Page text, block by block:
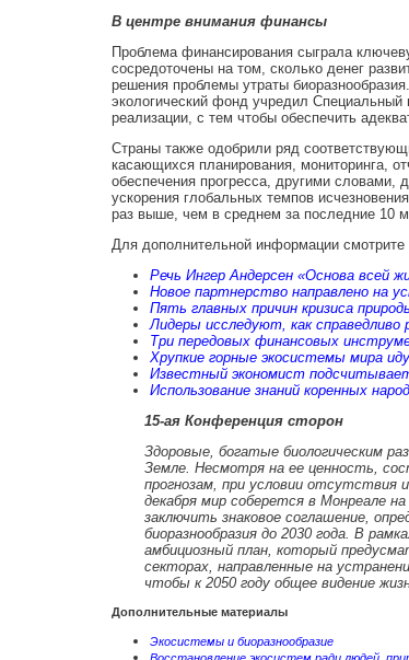
В центре внимания финансы
Проблема финансирования сыграла
сосредоточены на том, сколько денег
решения проблемы утраты
экологический фонд учредил
реализации, с тем чтобы обеспечить
Страны также одобрили ряд
касающихся планирования, мониторинга,
обеспечения прогресса, другими словами,
ускорения глобальных темпов
раз выше, чем в среднем за последние 10
Для дополнительной информации
Речь Ингер Андерсен «Основа всей
Новое партнерство направлено на
Пять главных причин кризиса
Лидеры исследуют, как справедливо
Три передовых финансовых
Хрупкие горные экосистемы мира
Известный экономист
Использование знаний коренных
15-ая Конференция сторон
Здоровые, богатые биологическим
Земле. Несмотря на ее ценность,
прогнозам, при условии отсутствия
декабря мир соберется в Монреале на
заключить знаковое соглашение,
биоразнообразия до 2030 года. В
амбициозный план, который
секторах, направленные на
чтобы к 2050 году общее видение
Дополнительные материалы
Экосистемы и биоразнообразие